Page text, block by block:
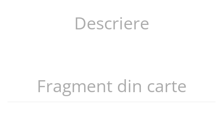
Descriere
Fragment din carte